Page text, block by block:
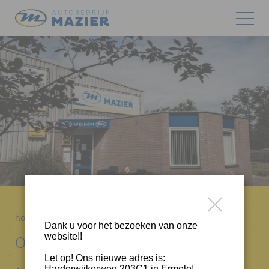
Dank u voor het bezoeken van onze
website!!
Let op! Ons nieuwe adres is:
home
Over ons